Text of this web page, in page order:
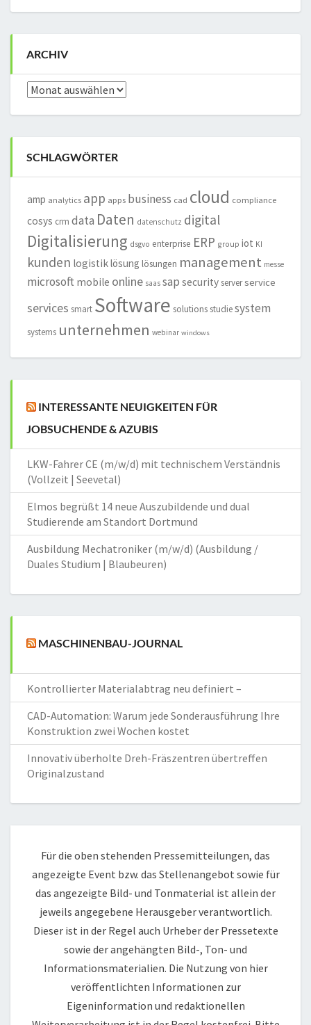
ARCHIV
Archiv
SCHLAGWÖRTER
amp analytics app apps business cad cloud compliance
cosys crm data Daten datenschutz digital
Digitalisierung dsgvo enterprise ERP group iot KI
kunden logistiklösung lösungen management messe
microsoft mobile online saas sap security serverservice
services smart Software solutions studiesystem
systems unternehmen webinar windows
INTERESSANTE NEUIGKEITEN FÜR
JOBSUCHENDE & AZUBIS
LKW-Fahrer CE (m/w/d) mit technischem Verständnis
(Vollzeit | Seevetal)
Elmos begrüßt 14 neue Auszubildende und dual
Studierende am Standort Dortmund
Ausbildung Mechatroniker (m/w/d) (Ausbildung /
Duales Studium | Blaubeuren)
MASCHINENBAU-JOURNAL
Kontrollierter Materialabtrag neu definiert –
CAD-Automation: Warum jede Sonderausführung Ihre
Konstruktion zwei Wochen kostet
Innovativ überholte Dreh-Fräszentren übertreffen
Originalzustand
Für die oben stehenden Pressemitteilungen, das
angezeigte Event bzw. das Stellenangebot sowie für
das angezeigte Bild- und Tonmaterial ist allein der
jeweils angegebene Herausgeber verantwortlich.
Dieser ist in der Regel auch Urheber der Pressetexte
sowie der angehängten Bild-, Ton- und
Informationsmaterialien. Die Nutzung von hier
veröffentlichten Informationen zur
Eigeninformation und redaktionellen